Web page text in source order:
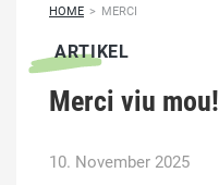
HOME > MERCI
ARTIKEL
Merci viu mou!
10. November 2025